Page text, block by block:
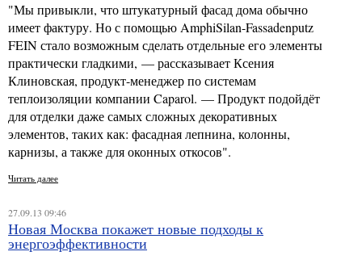
"Мы привыкли, что штукатурный фасад дома обычно
имеет фактуру. Но с помощью AmphiSilan-Fassadenputz
FEIN стало возможным сделать отдельные его элементы
практически гладкими, — рассказывает Ксения
Клиновская, продукт-менеджер по системам
теплоизоляции компании Caparol. — Продукт подойдёт
для отделки даже самых сложных декоративных
элементов, таких как: фасадная лепнина, колонны,
карнизы, а также для оконных откосов".
Читать далее
27.09.13 09:46
Новая Москва покажет новые подходы к
энергоэффективности